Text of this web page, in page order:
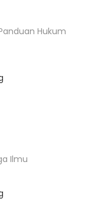
Hukum
Ilmu